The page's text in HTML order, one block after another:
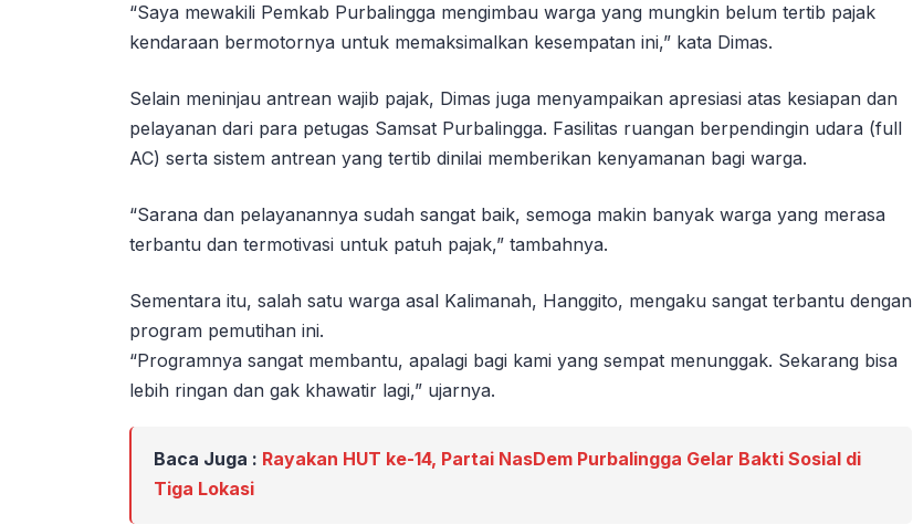
“Saya mewakili Pemkab Purbalingga mengimbau warga yang mungkin belum tertib pajak
kendaraan bermotornya untuk memaksimalkan kesempatan ini,” kata Dimas.
Selain meninjau antrean wajib pajak, Dimas juga menyampaikan apresiasi atas kesiapan dan
pelayanan dari para petugas Samsat Purbalingga. Fasilitas ruangan berpendingin udara (full
AC) serta sistem antrean yang tertib dinilai memberikan kenyamanan bagi warga.
“Sarana dan pelayanannya sudah sangat baik, semoga makin banyak warga yang merasa
terbantu dan termotivasi untuk patuh pajak,” tambahnya.
Sementara itu, salah satu warga asal Kalimanah, Hanggito, mengaku sangat terbantu dengan
program pemutihan ini.
“Programnya sangat membantu, apalagi bagi kami yang sempat menunggak. Sekarang bisa
lebih ringan dan gak khawatir lagi,” ujarnya.
Baca Juga : Rayakan HUT ke-14, Partai NasDem Purbalingga Gelar Bakti Sosial di
Tiga Lokasi